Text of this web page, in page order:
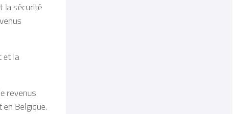
lasécurité
et la
revenus
Belgique.